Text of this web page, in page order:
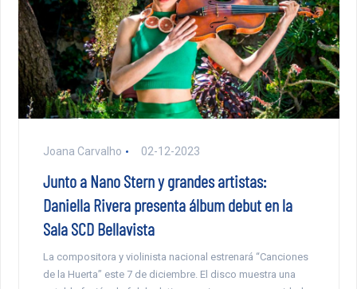
Joana Carvalho 02-12-2023
Junto a Nano Stern y grandes artistas:
Daniella Rivera presenta álbum debut en la
Sala SCD Bellavista
La compositora y violinista nacional estrenará “Canciones
de la Huerta” este 7 de diciembre. El disco muestra una